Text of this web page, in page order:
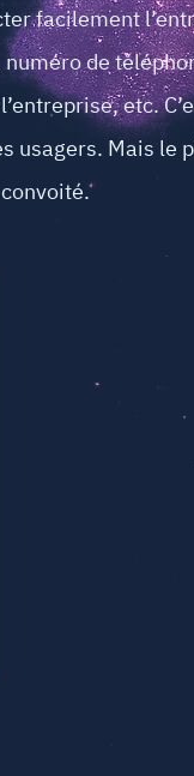
facilement
de
etc.
usagers. Mais